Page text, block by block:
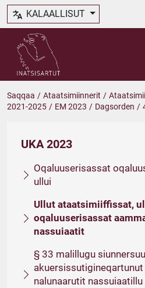
KALAALLISUT
Saqqaa / Ataatsimiinnerit /
2021-2025 / EM 2023 / Dagsorden /
UKA 2023
Oqaluuserisassat
ullui
Ullut ataatsimiiffissat,
oqaluuserisassat
nassuiaatit
§ 33 malillugu
nalunaarutit nassuiaatillu